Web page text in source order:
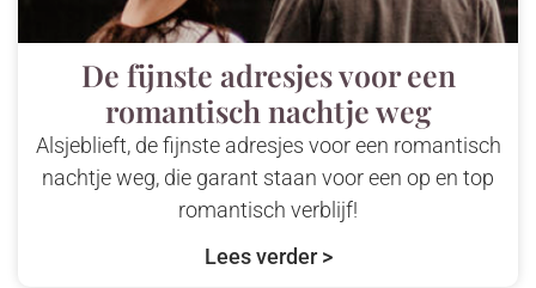
De fijnste adresjes voor een
romantisch nachtje weg
Alsjeblieft, de fijnste adresjes voor een romantisch
nachtje weg, die garant staan voor een op en top
romantisch verblijf!
Lees verder >